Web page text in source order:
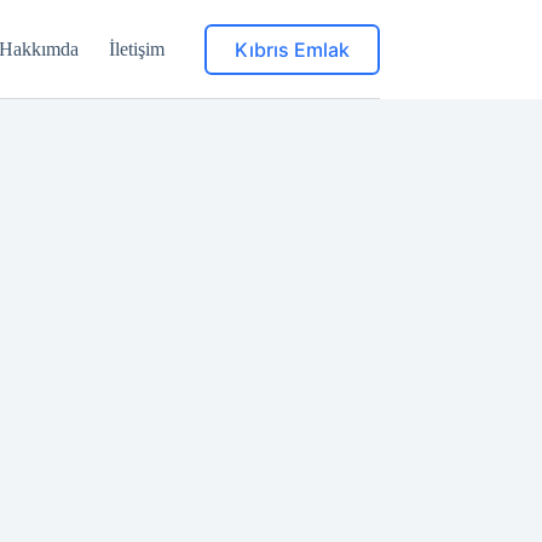
Hakkımda İletişim Kıbrıs Emlak